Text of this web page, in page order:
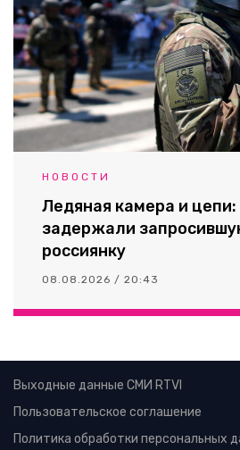
НОВОСТИ
Ледяная камера и
задержали
россиянку
08.08.2026 / 20:43
Выходные данные СМИ RTVI
Пользовательское соглашение
Политика обработки персональных